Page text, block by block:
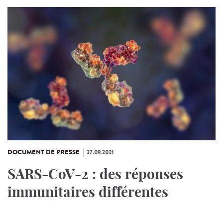
DOCUMENT DE PRESSE 27.09.2021
SARS-CoV-2 : des réponses
immunitaires différentes